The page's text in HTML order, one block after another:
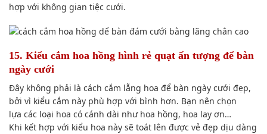
hợp với không gian tiệc cưới.
15. Kiểu cắm hoa hồng hình rẻ quạt ấn tượng để bàn
ngày cưới
Đây không phải là cách cắm lẵng hoa để bàn ngày cưới đẹp,
bởi vì kiểu cắm này phù hợp với bình hơn. Bạn nên chọn
lựa các loại hoa có cánh dài như hoa hồng, hoa lay ơn…
Khi kết hợp với kiểu hoa này sẽ toát lên được vẻ đẹp dịu dàng